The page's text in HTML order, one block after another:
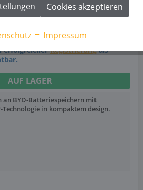
erfolgreicherRegistrierungals
AUF LAGER
an BYD-Batteriespeichern mit
in kompaktem design.
Cookies akzeptieren
Impressum